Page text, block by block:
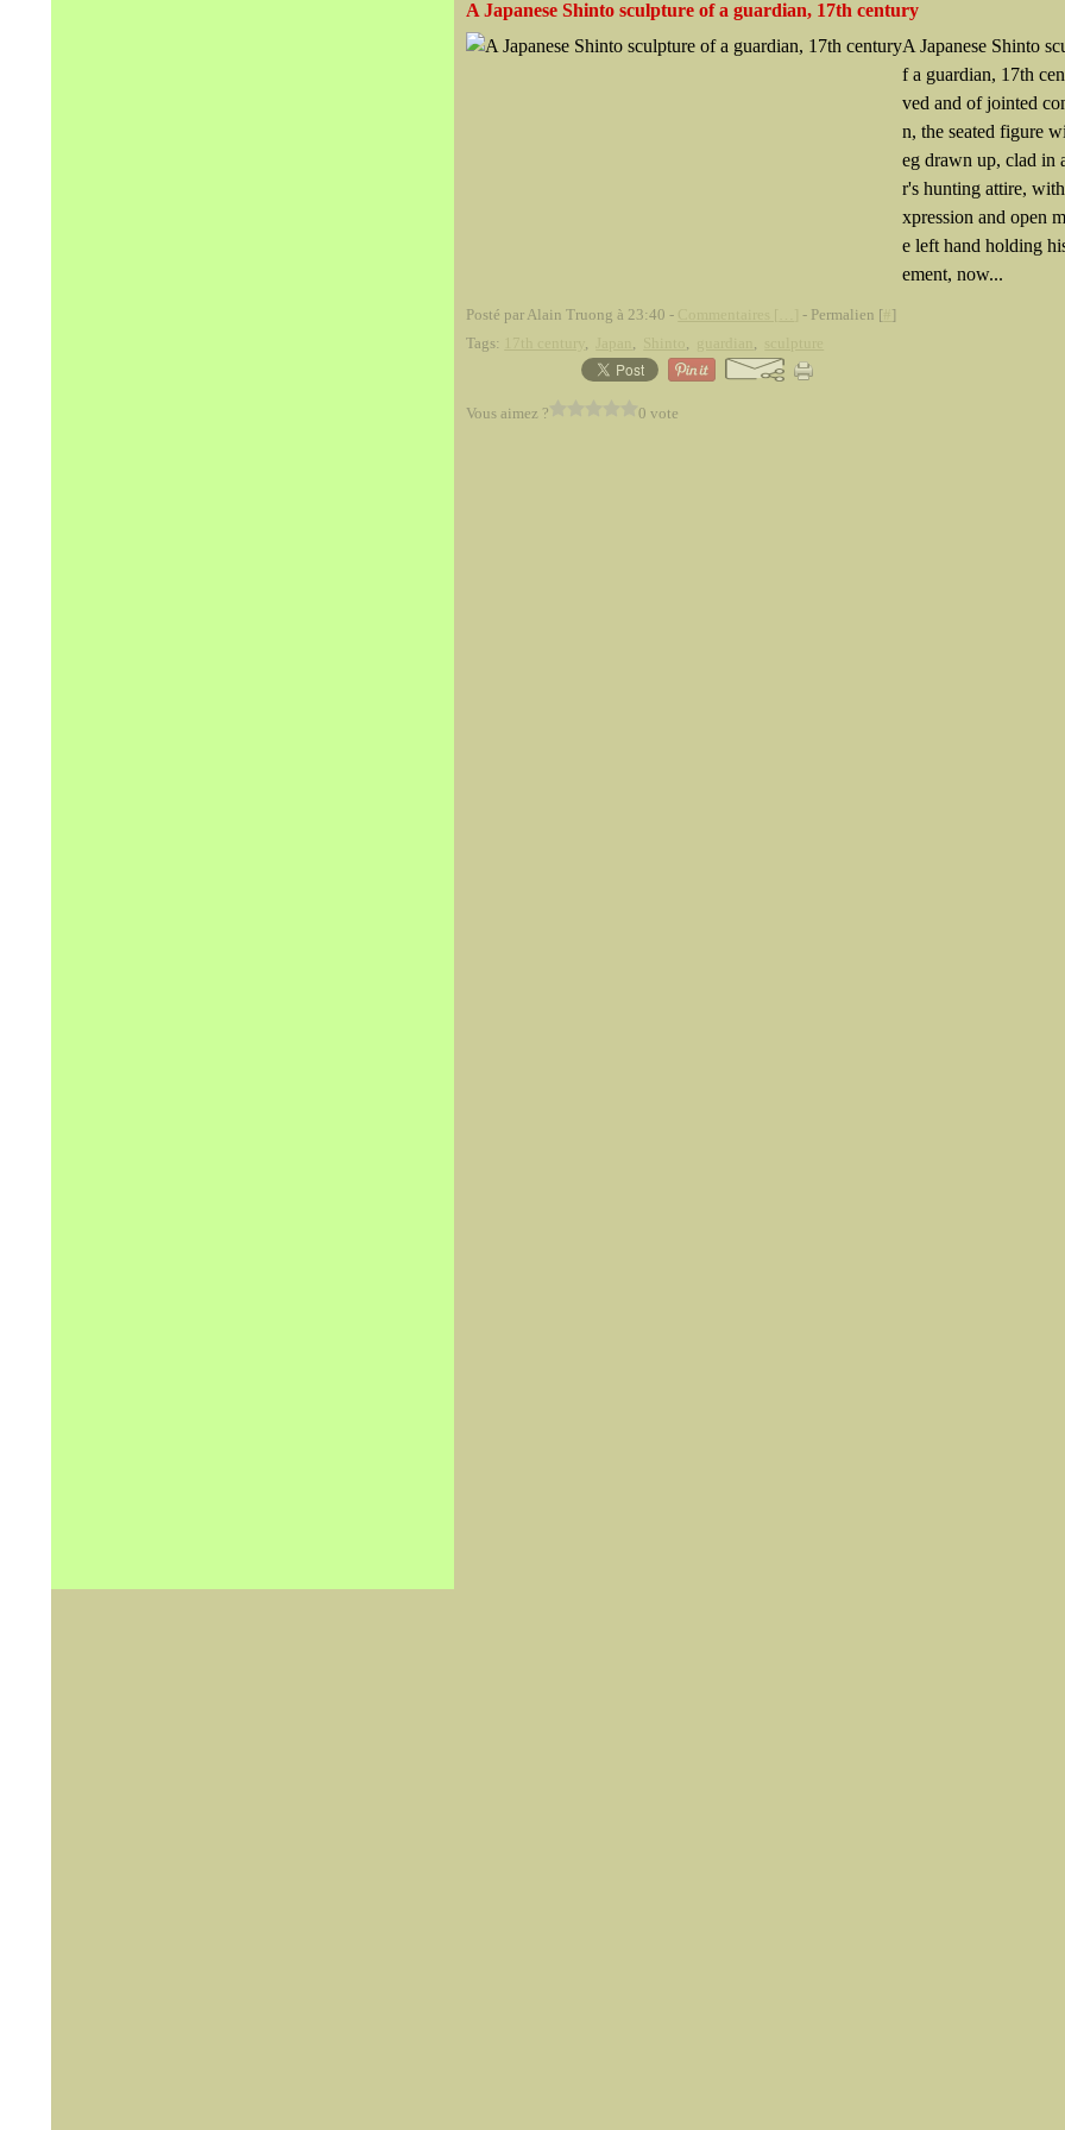
A Japanese Shinto sculpture of a guardian, 17th century
A Japanese Shinto
f a guardian, 17th
ved and of jointed
n, the seated figure
eg drawn up, clad in
r's hunting attire,
xpression and open
e left hand holding
ement, now...
Posté par Alain Truong à 23:40 - - Permalien [ ]
Tags:
, , , ,
Vous aimez ? 0 vote